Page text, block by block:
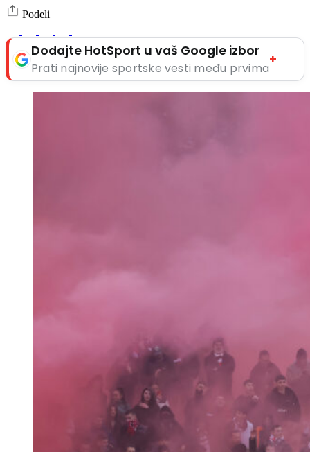
Podeli
Dodajte HotSport u vaš Google izbor
Prati najnovije sportske vesti među prvima
+